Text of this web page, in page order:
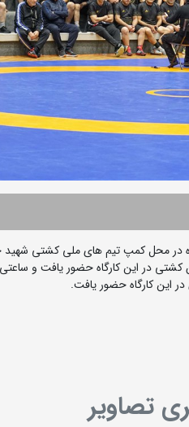
در این کارگاه حضور یافت و ساعتی
این کارگاه حضور یافت.
تصاویر